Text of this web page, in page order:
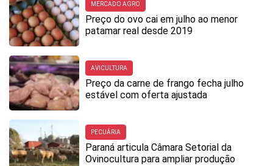
MERCADO AGRO
Preço do ovo cai em julho ao menor
patamar real desde 2019
AVICULTURA
Preço da carne de frango fecha julho
estável com oferta ajustada
PECUÁRIA
Paraná articula Câmara Setorial da
Ovinocultura para ampliar produção